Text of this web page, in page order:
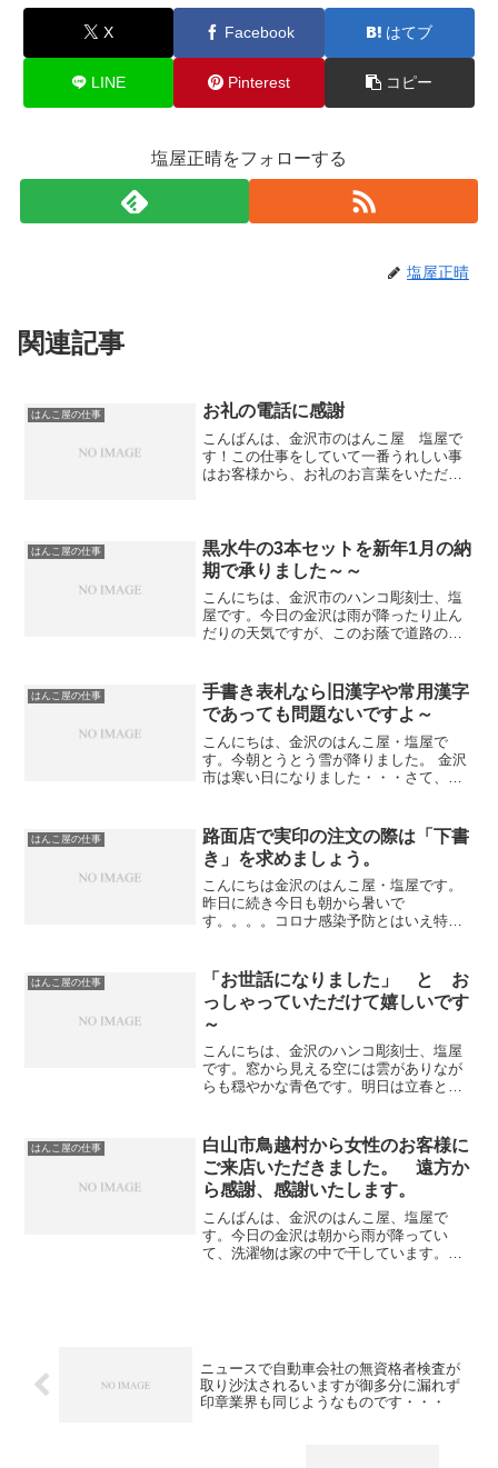
X Facebook はてブ
LINE Pinterest コピー
塩屋正晴をフォローする
塩屋正晴
関連記事
はんこ屋の仕事 お礼の電話に感謝
こんばんは、金沢市のはんこ屋 塩屋で
す！この仕事をしていて一番うれしい事
はお客様から、お礼のお言葉をいただい
安ですが、ご注文されるお...
はんこ屋の仕事
黒水牛の3本セットを新年1月の納
期で承りました～～
こんにちは、金沢市のハンコ彫刻士、塩
屋です。今日の金沢は雨が降ったり止ん
だりの天気ですが、このお蔭で道路の雪
のご注文をいただきました。こちらのお
客様には当店をごひいき...
はんこ屋の仕事
手書き表札なら旧漢字や常用漢字
であっても問題ないですよ～
こんにちは、金沢のはんこ屋・塩屋で
す。今朝とうとう雪が降りました。 金沢
市は寒い日になりました・・・さて、先
旧漢字が含まれていたので注意して書き
上げました。下記の写真に...
はんこ屋の仕事
路面店で実印の注文の際は「下書
き」を求めましょう。
こんにちは金沢のはんこ屋・塩屋です。
昨日に続き今日も朝から暑いで
す。。。。コロナ感染予防とはいえ特に
はご留意なさって下さい。」さて、この
ご時世ですから通販で印鑑を購入さ...
はんこ屋の仕事
「お世話になりました」 と お
っしゃっていただけて嬉しいです
～
こんにちは、金沢のハンコ彫刻士、塩屋
です。窓から見える空には雲がありなが
らも穏やかな青色です。明日は立春とい
ら柘の12ミリ丸で承ったハンコをとりに
先ほどご来店になりまし...
はんこ屋の仕事
白山市鳥越村から女性のお客様に
ご来店いただきました。 遠方か
ら感謝、感謝いたします。
こんばんは、金沢のはんこ屋、塩屋で
す。今日の金沢は朝から雨が降ってい
て、洗濯物は家の中で干しています。
ニュースで自動車会社の無資格者検査が
取り沙汰されるいますが御多分に漏れず
印章業界も同じようなものです・・・